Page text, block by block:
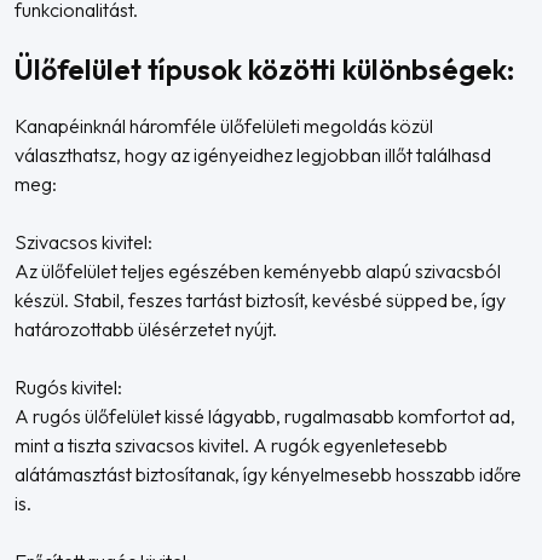
funkcionalitást.
Ülőfelület típusok közötti különbségek:
Kanapéinknál háromféle ülőfelületi megoldás közül
választhatsz, hogy az igényeidhez legjobban illőt találhasd
meg:
Szivacsos kivitel:
Az ülőfelület teljes egészében keményebb alapú szivacsból
készül. Stabil, feszes tartást biztosít, kevésbé süpped be, így
határozottabb ülésérzetet nyújt.
Rugós kivitel:
A rugós ülőfelület kissé lágyabb, rugalmasabb komfortot ad,
mint a tiszta szivacsos kivitel. A rugók egyenletesebb
alátámasztást biztosítanak, így kényelmesebb hosszabb időre
is.